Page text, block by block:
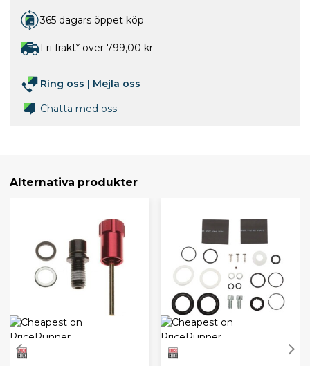
365 dagars öppet köp
Fri frakt* över 799,00 kr
Ring oss | Mejla oss
Chatta med oss
Alternativa produkter